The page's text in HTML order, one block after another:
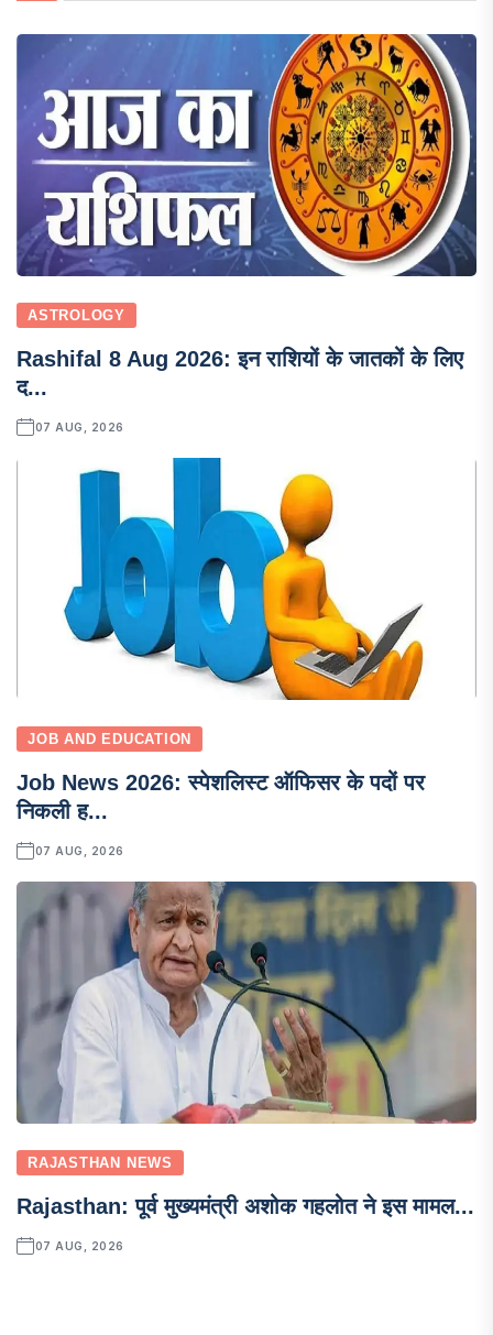
ASTROLOGY
Rashifal 8 Aug 2026: इन राशियों के जातकों के लिए
द...
07 AUG, 2026
JOB AND EDUCATION
Job News 2026: स्पेशलिस्ट ऑफिसर के पदों पर
निकली ह...
07 AUG, 2026
RAJASTHAN NEWS
Rajasthan: पूर्व मुख्यमंत्री अशोक गहलोत ने इस मामल...
07 AUG, 2026